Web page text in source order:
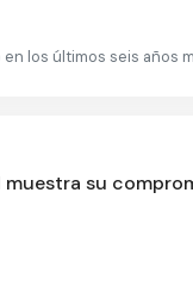
los últimos seis años
su